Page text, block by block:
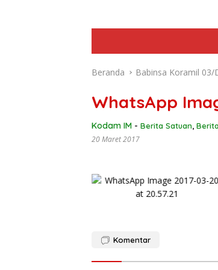
Beranda Babinsa Koramil
WhatsApp
Kodam IM - Berita Satuan,
20 Maret 2017
Komentar